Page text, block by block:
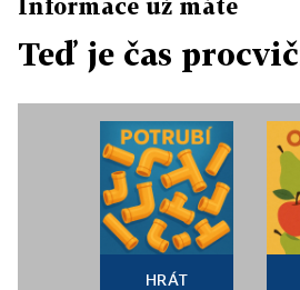
Informace už máte
Teď je čas
HRÁT